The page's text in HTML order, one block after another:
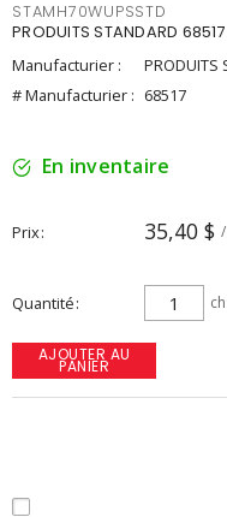
STAMH70WUPSSTD
PRODUITS STANDARD
Manufacturier :
PRODUITS
# Manufacturier : 68517
En inventaire
Prix 35,40 $
Quantité ch
AJOUTER AU
PANIER